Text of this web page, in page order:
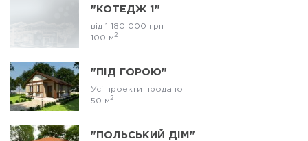
"КОТЕДЖ 1"
від 1 180 000 грн
100 м 2
"ПІД ГОРОЮ"
Усі проекти продано
50 м 2
"ПОЛЬСЬКИЙ ДІМ"